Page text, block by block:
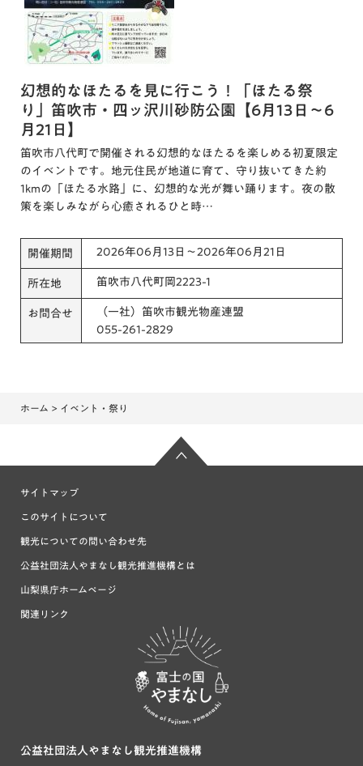
幻想的なほたるを見に行こう！「ほたる祭
り」笛吹市・四ッ沢川砂防公園【6月13日～6
月21日】
笛吹市八代町で開催される幻想的なほたるを楽しめる初夏限定
のイベントです。地元住民が地道に育て、守り抜いてきた約
1kmの「ほたる水路」に、幻想的な光が舞い踊ります。夜の散
策を楽しみながら心癒されるひと時…
開催期間 2026年06月13日～2026年06月21日
所在地 笛吹市八代町岡2223-1
お問合せ
（一社）笛吹市観光物産連盟
055-261-2829
ホーム > イベント・祭り
サイトマップ
このサイトについて
観光についての問い合わせ先
公益社団法人やまなし観光推進機構とは
山梨県庁ホームページ
関連リンク
富士の国や
まなし
公益社団法人やまなし観光推進機構